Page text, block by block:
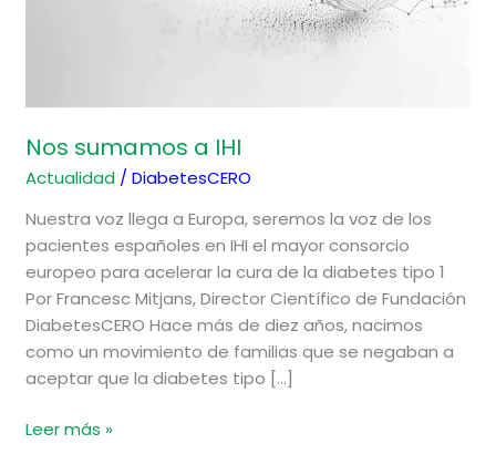
Nos sumamos a IHI
Actualidad /DiabetesCERO
Nuestra voz llega a Europa, seremos la voz de los
pacientes españoles en IHI el mayor consorcio
europeo para acelerar la cura de la diabetes tipo 1
Por Francesc Mitjans, Director Científico de Fundación
DiabetesCERO Hace más de diez años, nacimos
como un movimiento de familias que se negaban a
aceptar que la diabetes tipo […]
Leer más »